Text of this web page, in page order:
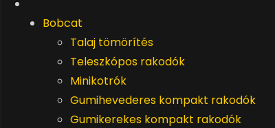
Bobcat
Talaj tömörítés
Teleszkópos rakodók
Minikotrók
Gumihevederes kompakt rakodók
Gumikerekes kompakt rakodók